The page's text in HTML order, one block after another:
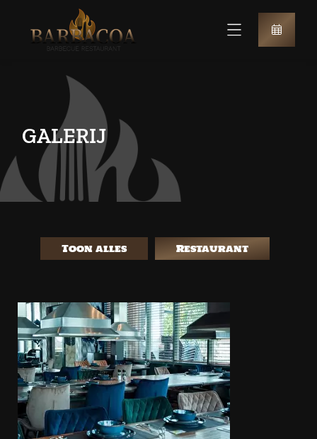
GALERIJ
Toon alles Restaurant